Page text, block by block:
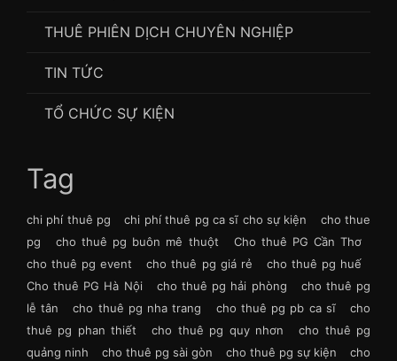
THUÊ PHIÊN DỊCH CHUYÊN NGHIỆP
TIN TỨC
TỔ CHỨC SỰ KIỆN
Tag
chi phí thuê pg chi phí thuê pg ca sĩ cho sự kiện
cho thue
pg
cho thuê pg buôn mê thuột
Cho thuê PG Cần Thơ
cho thuê pg event
cho thuê pg giá rẻ
cho thuê pg huế
Cho thuê PG Hà Nội
cho thuê pg hải phòng
cho thuê pg
lễ tân
cho thuê pg nha trang cho thuê pg pb ca sĩ
cho
thuê pg phan thiết
cho thuê pg quy nhơn
cho thuê pg
quảng ninh
cho thuê pg sài gòn cho thuê pg sự kiện
cho